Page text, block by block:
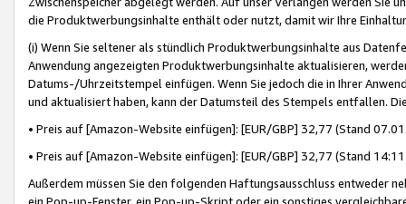
die Produktwerbungsinhalte enthält oder nutzt, damit wir Ihre
(i) Wenn Sie seltener als stündlich Produktwerbungsinhalte aus
Anwendung angezeigten Produktwerbungsinhalte aktualisieren,
Datums-/Uhrzeitstempel einfügen. Wenn Sie jedoch die in Ihrer
und aktualisiert haben, kann der Datumsteil des Stempels entfallen.
• Preis auf [Amazon-Website einfügen]: [EUR/GBP] 32,77 (Stand
• Preis auf [Amazon-Website einfügen]: [EUR/GBP] 32,77 (Stand
Außerdem müssen Sie den folgenden Haftungsausschluss entweder
ein Pop-up-Fenster, ein Pop-up-Skript oder ein sonstiges